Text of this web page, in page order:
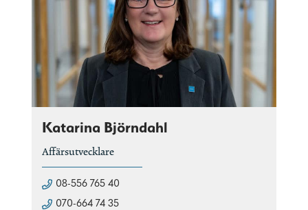
Katarina Björndahl
Affärsutvecklare
08-556 765 40
070-664 74 35